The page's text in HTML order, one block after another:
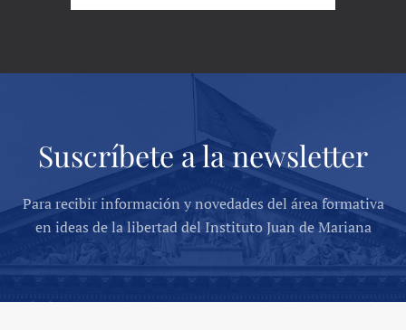
Suscríbete a la newsletter
Para recibir información y novedades del área formativa
en ideas de la libertad del Instituto Juan de Mariana